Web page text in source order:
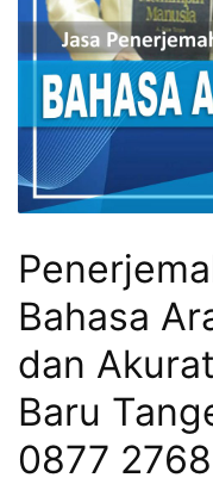
Bahasa
dan
Baru
0877